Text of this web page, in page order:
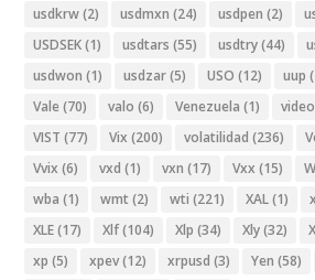
usdkrw(2) usdmxn (24) usdpen (2)
USDSEK(1) usdtars (55) usdtry(44)
usdwon (1) usdzar(5) USO (12) uup
Vale (70) valo (6) Venezuela (1) video
VIST (77) Vix (200) volatilidad (236)
Vvix (6) vxd (1) vxn (17) Vxx (15)
wba (1) wmt (2) wti (221) XAL(1)
XLE(17) Xlf(104) Xlp (34) Xly(32)
xp (5) xpev(12) xrpusd (3) Yen (58)